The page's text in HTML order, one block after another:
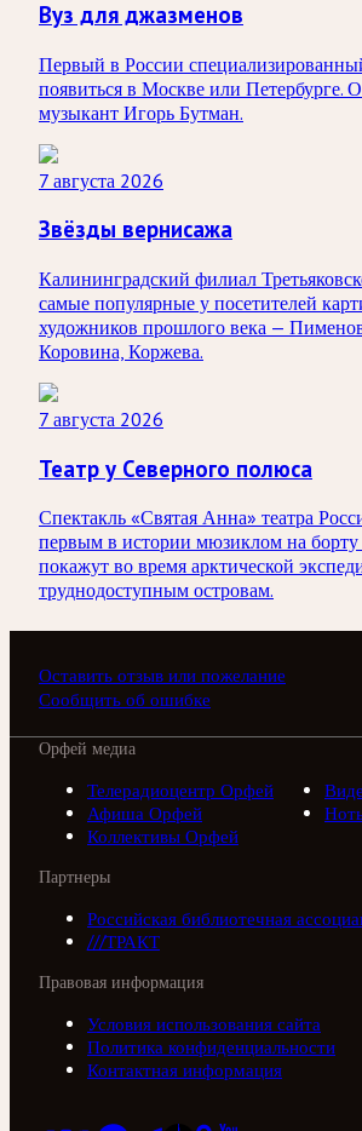
Вуз для джазменов
Первый в России
появиться в Москве или Петербурге.
музыкант Игорь Бутман.
7 августа 2026
Звёзды вернисажа
Калининградский филиал
самые популярные у посетителей
художников прошлого века —
Коровина, Коржева.
7 августа 2026
Театр у Северного полюса
Спектакль «Святая Анна» театра
первым в истории мюзиклом на борту
покажут во время арктической
труднодоступным островам.
Оставить отзыв или пожелание
Сообщить об ошибке
Орфей медиа
Телерадиоцентр Орфей
Афиша Орфей
Коллективы Орфей
Партнеры
Российская библиотечная
///ТРАКТ
Правовая информация
Условия использования сайта
Политика конфиденциальности
Контактная информация